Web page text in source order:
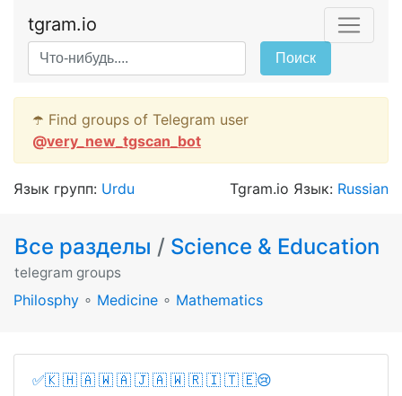
tgram.io
Поиск
☂️ Find groups of Telegram user
@very_new_tgscan_bot
Язык групп: Urdu Tgram.io Язык: Russian
Все разделы / Science & Education
telegram groups
Philosphy ∘ Medicine ∘ Mathematics
✅🇰 🇭 🇦 🇼 🇦 🇯 🇦 🇼 🇷 🇮 🇹 🇪😢